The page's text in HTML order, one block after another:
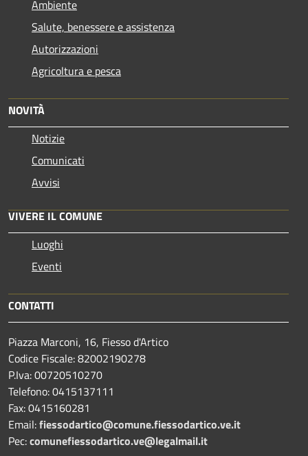
Ambiente
Salute, benessere e assistenza
Autorizzazioni
Agricoltura e pesca
NOVITÀ
Notizie
Comunicati
Avvisi
VIVERE IL COMUNE
Luoghi
Eventi
CONTATTI
Piazza Marconi, 16, Fiesso d'Artico
Codice Fiscale: 82002190278
P.Iva: 00720510270
Telefono:0415137111
Fax:0415160281
Email:fiessodartico@comune.fiessodartico.ve.it
Pec:comunefiessodartico.ve@legalmail.it